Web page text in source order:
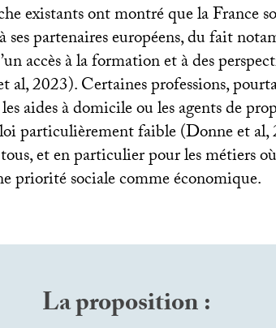
existants ont montré que la France
ses partenaires européens, du fait
accès à la formation et à des
2023). Certaines professions,
aides à domicile ou les agents de
particulièrement faible (Donne et
et en particulier pour les métiers
priorité sociale comme économique.
La proposition :